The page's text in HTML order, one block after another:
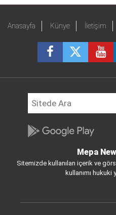
Anasayfa Künye İletişim
Mepa
Sitemizde kullanılan içerik ve
kullanımı hukuki